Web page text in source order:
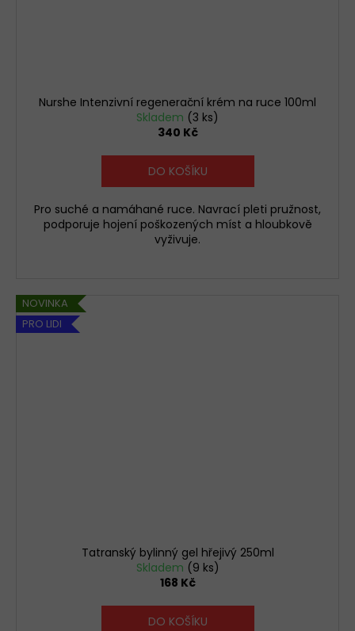
Nurshe Intenzivní regenerační krém na ruce 100ml
Skladem (3 ks)
340 Kč
DO KOŠÍKU
Pro suché a namáhané ruce. Navrací pleti pružnost,
podporuje hojení poškozených míst a hloubkově
vyživuje.
NOVINKA
PRO LIDI
Tatranský bylinný gel hřejivý 250ml
Skladem (9 ks)
168 Kč
DO KOŠÍKU